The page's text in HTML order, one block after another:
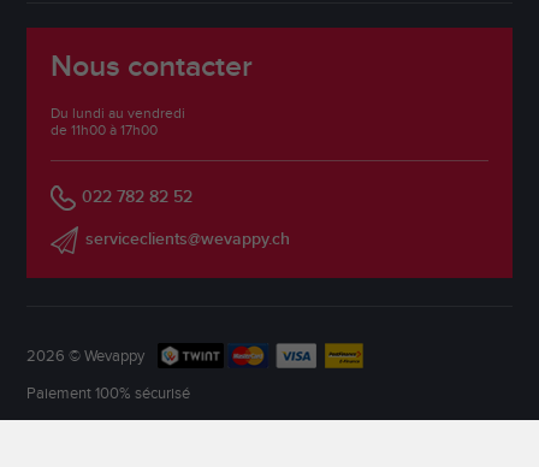
Nous contacter
Du lundi au vendredi
de 11h00 à 17h00
022 782 82 52
serviceclients@wevappy.ch
2026 © Wevappy
Paiement 100% sécurisé